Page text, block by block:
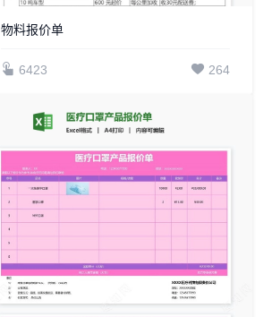
物料报价单
6423 264